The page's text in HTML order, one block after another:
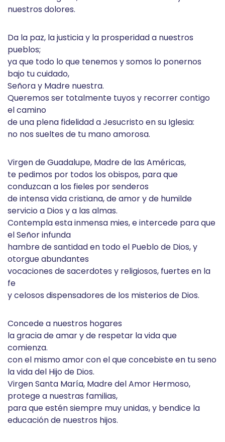
nuestros dolores.
Da la paz, la justicia y la prosperidad a nuestros
pueblos;
ya que todo lo que tenemos y somos lo ponernos
bajo tu cuidado,
Señora y Madre nuestra.
Queremos ser totalmente tuyos y recorrer contigo
el camino
de una plena fidelidad a Jesucristo en su Iglesia:
no nos sueltes de tu mano amorosa.
Virgen de Guadalupe, Madre de las Américas,
te pedimos por todos los obispos, para que
conduzcan a los fieles por senderos
de intensa vida cristiana, de amor y de humilde
servicio a Dios y a las almas.
Contempla esta inmensa mies, e intercede para que
el Señor infunda
hambre de santidad en todo el Pueblo de Dios, y
otorgue abundantes
vocaciones de sacerdotes y religiosos, fuertes en la
fe
y celosos dispensadores de los misterios de Dios.
Concede a nuestros hogares
la gracia de amar y de respetar la vida que
comienza.
con el mismo amor con el que concebiste en tu seno
la vida del Hijo de Dios.
Virgen Santa María, Madre del Amor Hermoso,
protege a nuestras familias,
para que estén siempre muy unidas, y bendice la
educación de nuestros hijos.